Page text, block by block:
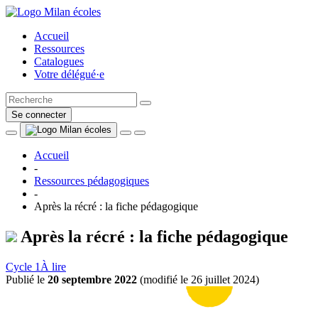
Accueil
Ressources
Catalogues
Votre délégué·e
Se connecter
Accueil
-
Ressources pédagogiques
-
Après la récré : la fiche pédagogique
Après la récré : la fiche pédagogique
Cycle 1 À lire
Publié le 20 septembre 2022 (modifié le 26 juillet 2024)